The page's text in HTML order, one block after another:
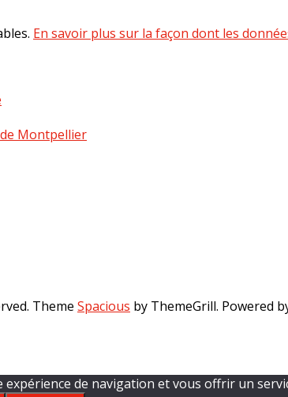
En savoir plus sur la façon dont les
Montpellier
Theme Spacious by ThemeGrill. Powered
de navigation et vous offrir un